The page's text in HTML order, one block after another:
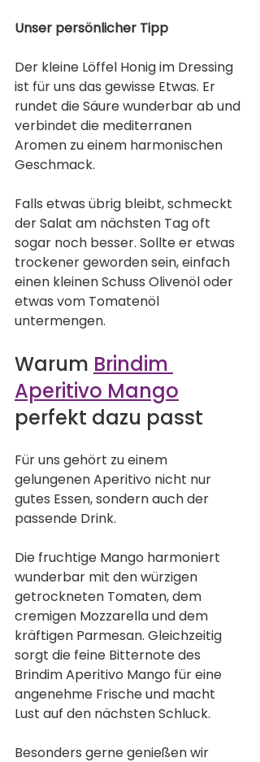
Unser persönlicher Tipp
Der kleine Löffel Honig im Dressing
ist für uns das gewisse Etwas. Er
rundet die Säure wunderbar ab und
verbindet die mediterranen
Aromen zu einem harmonischen
Geschmack.
Falls etwas übrig bleibt, schmeckt
der Salat am nächsten Tag oft
sogar noch besser. Sollte er etwas
trockener geworden sein, einfach
einen kleinen Schuss Olivenöl oder
etwas vom Tomatenöl
untermengen.
Warum Brindim
Aperitivo Mango
perfekt dazu passt
Für uns gehört zu einem
gelungenen Aperitivo nicht nur
gutes Essen, sondern auch der
passende Drink.
Die fruchtige Mango harmoniert
wunderbar mit den würzigen
getrockneten Tomaten, dem
cremigen Mozzarella und dem
kräftigen Parmesan. Gleichzeitig
sorgt die feine Bitternote des
Brindim Aperitivo Mango für eine
angenehme Frische und macht
Lust auf den nächsten Schluck.
Besonders gerne genießen wir